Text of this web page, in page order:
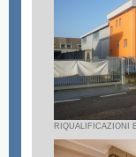
RIQUALIFICAZIONI